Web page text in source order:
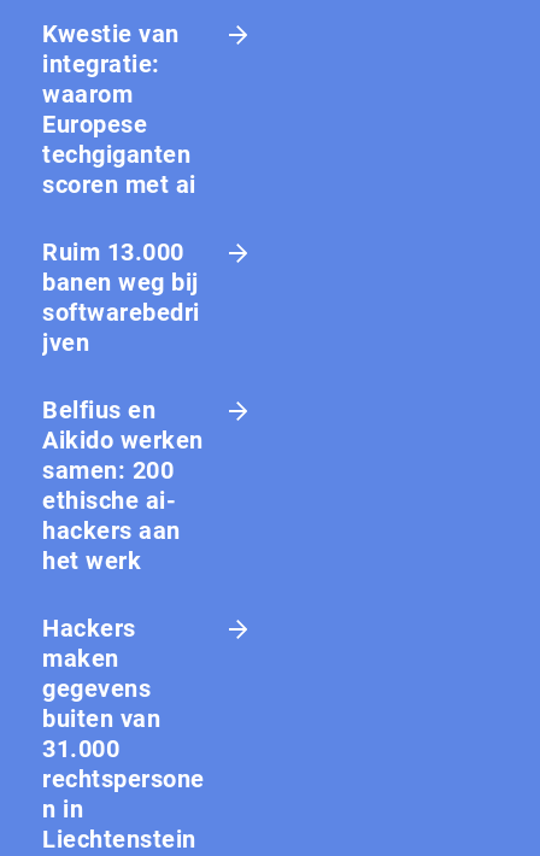
Kwestie van
integratie:
waarom
Europese
techgiganten
scoren met ai
Ruim 13.000
banen weg bij
softwarebedri
jven
Belfius en
Aikido werken
samen: 200
ethische ai-
hackers aan
het werk
Hackers
maken
gegevens
buiten van
31.000
rechtspersone
n in
Liechtenstein